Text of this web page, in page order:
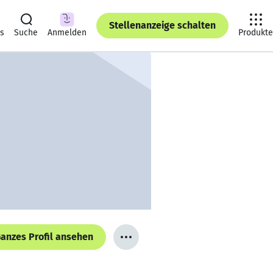
Suche Anmelden
Stellenanzeige schalten
Produkte
Profil ansehen